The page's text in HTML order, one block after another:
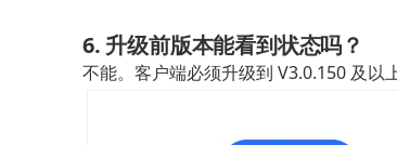
6. 升级前版本能看到状态吗？
不能。客户端必须升级到 V3.0.150 及以